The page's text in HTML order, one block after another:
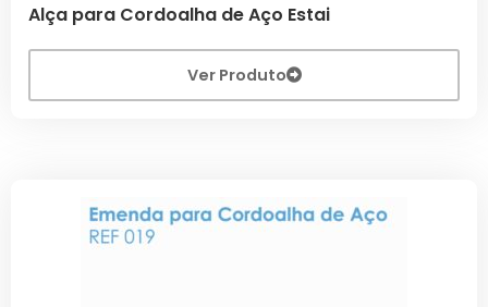
Alça para Cordoalha de Aço Estai
Ver Produto